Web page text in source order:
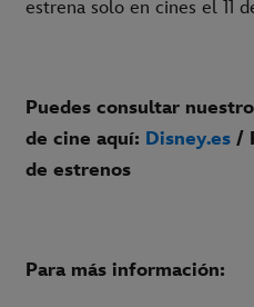
estrena solo en cines el 11
Puedes consultar
de cine aquí: Disney.es /
de estrenos
Para más información: